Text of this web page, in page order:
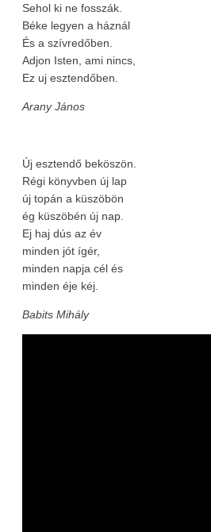
Sehol ki ne fosszák.
Béke legyen a háznál
És a szívredőben.
Adjon Isten, ami nincs,
Ez uj esztendőben.
Arany János
Új esztendő beköszön.
Régi könyvben új lap
új topán a küszöbön
ég küszöbén új nap.
Ej haj dús az év
minden jót ígér,
minden napja cél és
minden éje kéj.
Babits Mihály